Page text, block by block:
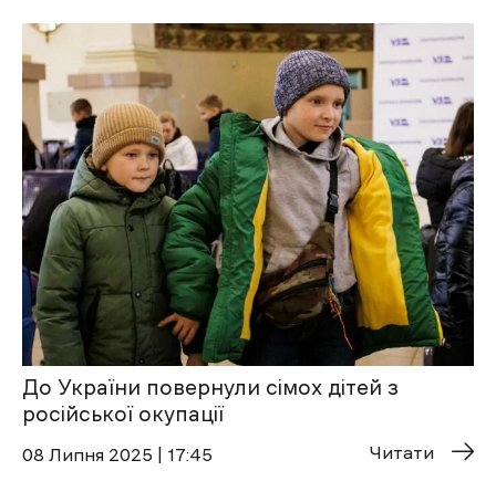
До України повернули сімох дітей з
російської окупації
08 Липня 2025 | 17:45 Читати